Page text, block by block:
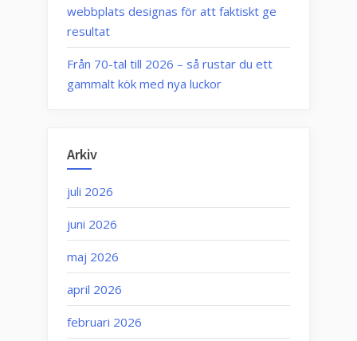
webbplats designas för att faktiskt ge
resultat
Från 70-tal till 2026 – så rustar du ett
gammalt kök med nya luckor
Arkiv
juli 2026
juni 2026
maj 2026
april 2026
februari 2026